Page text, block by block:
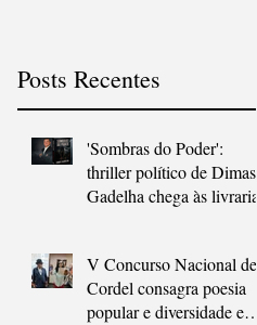
Posts Recentes
'Sombras do Poder':
thriller político de Dimas
Gadelha chega às livrarias
V Concurso Nacional de
Cordel consagra poesia
popular e diversidade em